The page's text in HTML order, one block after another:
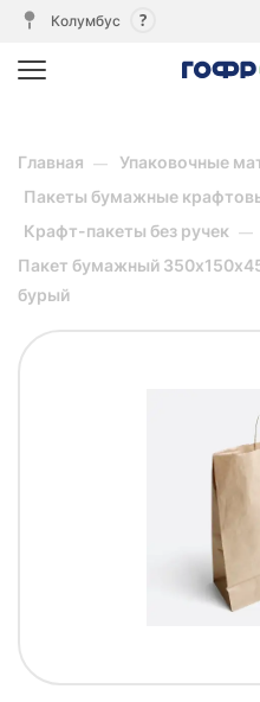
Колумбус
Главная
Упаковочные
Пакеты бумажные
Крафт-пакеты без ручек
Пакет бумажный
бурый